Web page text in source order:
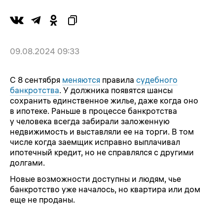
09.08.2024 09:33
С 8 сентября меняются правила судебного
банкротства. У должника появятся шансы
сохранить единственное жилье, даже когда оно
в ипотеке. Раньше в процессе банкротства
у человека всегда забирали заложенную
недвижимость и выставляли ее на торги. В том
числе когда заемщик исправно выплачивал
ипотечный кредит, но не справлялся с другими
долгами.
Новые возможности доступны и людям, чье
банкротство уже началось, но квартира или дом
еще не проданы.